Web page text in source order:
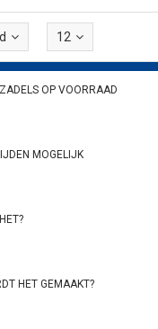
12
OP VOORRAAD
MOGELIJK
HET GEMAAKT?